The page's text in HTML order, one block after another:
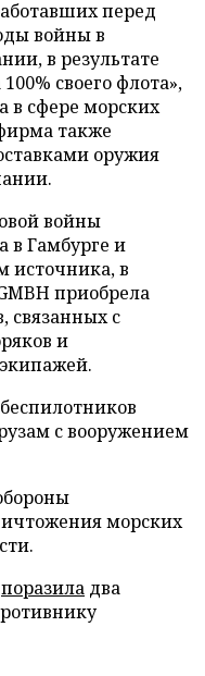
перед
войны в
в результате
своего флота»,
в сфере морских
также
оружия
войны
в Гамбурге и
источника, в
приобрела
связанных с
и
с вооружением
морских
поразила два